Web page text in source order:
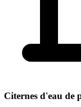
Citernes d'eau de